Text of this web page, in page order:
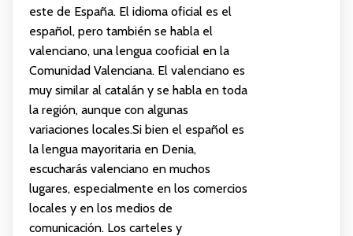
este de España. El idioma oficial es el
español, pero también se habla el
valenciano, una lengua cooficial en la
Comunidad Valenciana. El valenciano es
muy similar al catalán y se habla en toda
la región, aunque con algunas
variaciones locales.Si bien el español es
la lengua mayoritaria en Denia,
escucharás valenciano en muchos
lugares, especialmente en los comercios
locales y en los medios de
comunicación. Los carteles y